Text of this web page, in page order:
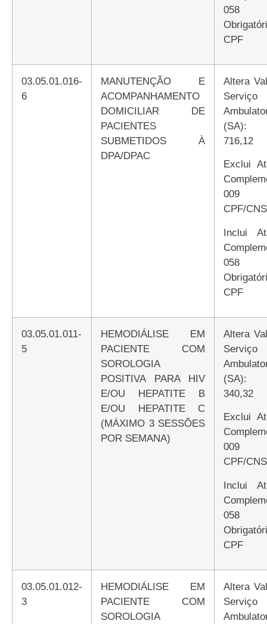
058
CPF
03.05.01.016-
6
MANUTENÇÃO E
ACOMPANHAMENTO
DOMICILIAR DE
PACIENTES
SUBMETIDOS À
DPA/DPAC
Altera Valor de
Serviço
(SA):
716,12
Exclui Atributo
009
CPF/CNS
Inclui Atributo
058
CPF
03.05.01.011-
5
HEMODIÁLISE EM
PACIENTE COM
SOROLOGIA
POSITIVA PARA HIV
E/OU HEPATITE B
E/OU HEPATITE C
(MÁXIMO 3 SESSÕES
POR SEMANA)
Altera Valor de
Serviço
(SA):
340,32
Exclui Atributo
009
CPF/CNS
Inclui Atributo
058
CPF
03.05.01.012-
3
HEMODIÁLISE EM
PACIENTE COM
SOROLOGIA
Altera Valor de
Serviço